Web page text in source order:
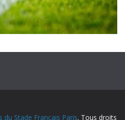
du Stade Français Paris. Tous droits